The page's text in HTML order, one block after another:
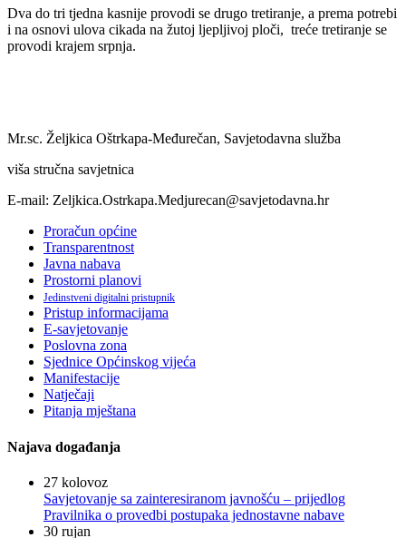
Dva do tri tjedna kasnije provodi se drugo tretiranje, a prema potrebi
i na osnovi ulova cikada na žutoj ljepljivoj ploči, treće tretiranje se
provodi krajem srpnja.
Mr.sc. Željkica Oštrkapa-Međurečan, Savjetodavna služba
viša stručna savjetnica
E-mail: Zeljkica.Ostrkapa.Medjurecan@savjetodavna.hr
Proračun općine
Transparentnost
Javna nabava
Prostorni planovi
Jedinstveni digitalni pristupnik
Pristup informacijama
E-savjetovanje
Poslovna zona
Sjednice Općinskog vijeća
Manifestacije
Natječaji
Pitanja mještana
Najava događanja
27 kolovoz
Savjetovanje sa zainteresiranom javnošću – prijedlog
Pravilnika o provedbi postupaka jednostavne nabave
30 rujan